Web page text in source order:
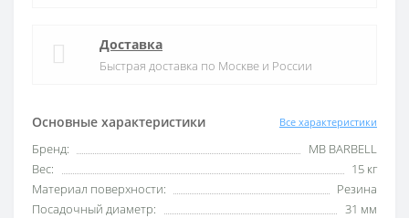
Основные характеристики Все характеристики
Бренд:
MB BARBELL
Вес:
15 кг
Материал поверхности:
Резина
Посадочный диаметр:
31 мм
Доставка
Быстрая доставка по Москве и России